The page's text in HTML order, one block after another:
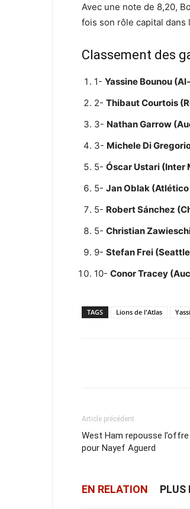
Avec une note de 8,20,
fois son rôle capital dans
Classement des
1- Yassine Bounou
2- Thibaut Courtois
3- Nathan Garrow
3- Michele Di
5- Óscar Ustari (Inter
5- Jan Oblak
5- Robert Sánchez
5- Christian
9- Stefan Frei
10- Conor Tracey
TAGS Lions de l'Atlas
Article précédent
West Ham repousse
pour Nayef Aguerd
EN RELATION PLUS